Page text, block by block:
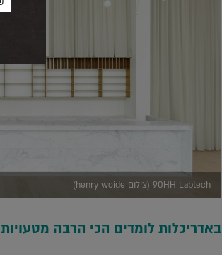
90HH Labtech (צילום henry woide)
באדריכלות לומדים הכי הרבה מטעויות